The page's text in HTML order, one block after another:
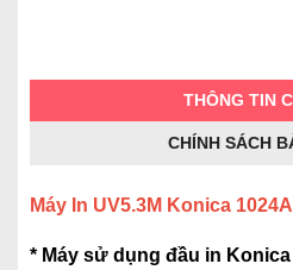
THÔNG TIN
CHÍNH SÁCH
Máy In UV5.3M Konica 1024A
* Máy sử dụng đầu in Konica